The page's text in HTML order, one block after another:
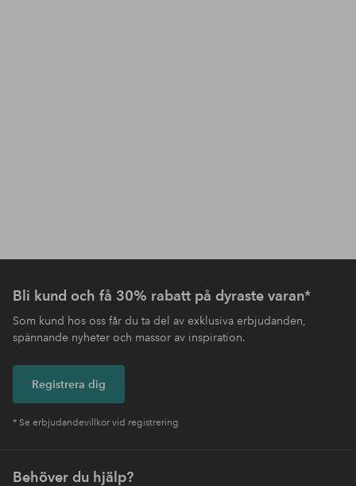
Bli kund och få 30% rabatt på dyraste varan*
Som kund hos oss får du ta del av exklusiva erbjudanden,
spännande nyheter och massor av inspiration.
Registrera dig
* Se erbjudandevillkor vid registrering
Behöver du hjälp?